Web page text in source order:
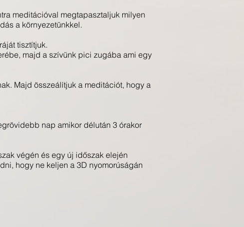
meditációval megtapasztaljuk milyen
a környezetünkkel.
tisztítjuk.
majd a szívünk pici zugába ami egy
Majd összeálítjuk a meditációt, hogy a
nap amikor délután 3 órakor
végén és egy új időszak elején
hogy ne keljen a 3D nyomorúságán